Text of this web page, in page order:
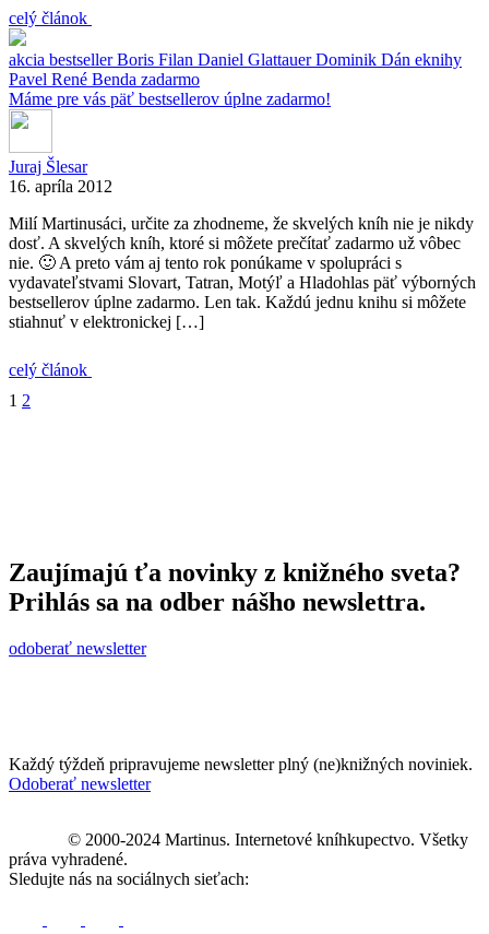
celý článok
akcia bestsellerBoris Filan Daniel GlattauerDominik Dán eknihy
Pavel René Benda zadarmo
Máme pre vás päť bestsellerov úplne zadarmo!
Juraj Šlesar
16. apríla 2012
Milí Martinusáci, určite za zhodneme, že skvelých kníh nie je nikdy
dosť. A skvelých kníh, ktoré si môžete prečítať zadarmo už vôbec
nie. 🙂 A preto vám aj tento rok ponúkame v spolupráci s
vydavateľstvami Slovart, Tatran, Motýľ a Hladohlas päť výborných
bestsellerov úplne zadarmo. Len tak. Každú jednu knihu si môžete
stiahnuť v elektronickej […]
celý článok
1 2
Zaujímajú ťa novinky z knižného sveta?
Prihlás sa na odber nášho newslettra.
odoberať newsletter
Každý týždeň pripravujeme newsletter plný (ne)knižných noviniek.
Odoberať newsletter
© 2000-2024 Martinus. Internetové kníhkupectvo. Všetky
práva vyhradené.
Sledujte nás na sociálnych sieťach: